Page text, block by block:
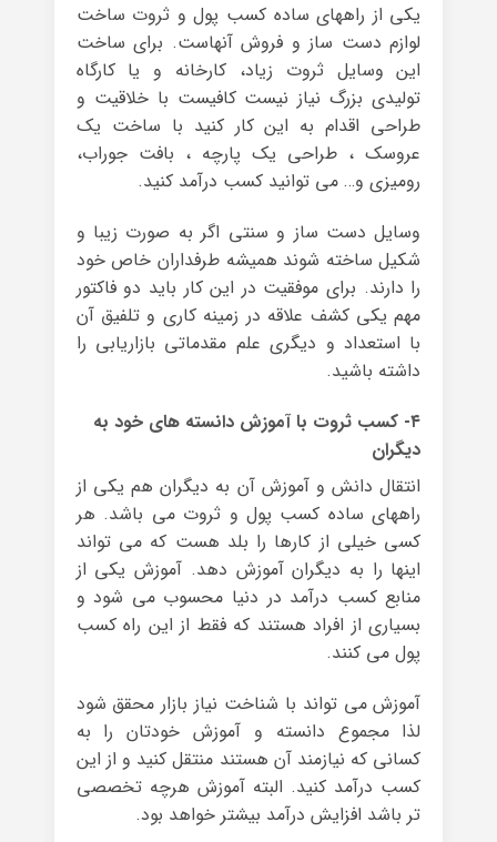
یکی از راههای ساده کسب پول و ثروت ساخت
لوازم دست ساز و فروش آنهاست. برای ساخت
این وسایل ثروت زیاد، کارخانه و یا کارگاه
تولیدی بزرگ نیاز نیست کافیست با خلاقیت و
طراحی اقدام به این کار کنید با ساخت یک
عروسک ، طراحی یک پارچه ، بافت جوراب،
رومیزی و… می توانید کسب درآمد کنید.
وسایل دست ساز و سنتی اگر به صورت زیبا و
شکیل ساخته شوند همیشه طرفداران خاص خود
را دارند. برای موفقیت در این کار باید دو فاکتور
مهم یکی کشف علاقه در زمینه کاری و تلفیق آن
با استعداد و دیگری علم مقدماتی بازاریابی را
داشته باشید.
۴- کسب ثروت با آموزش دانسته های خود به
دیگران
انتقال دانش و آموزش آن به دیگران هم یکی از
راههای ساده کسب پول و ثروت می باشد. هر
کسی خیلی از کارها را بلد هست که می تواند
اینها را به دیگران آموزش دهد. آموزش یکی از
منابع کسب درآمد در دنیا محسوب می شود و
بسیاری از افراد هستند که فقط از این راه کسب
پول می کنند.
آموزش می تواند با شناخت نیاز بازار محقق شود
لذا مجموع دانسته و آموزش خودتان را به
کسانی که نیازمند آن هستند منتقل کنید و از این
کسب درآمد کنید. البته آموزش هرچه تخصصی
تر باشد افزایش درآمد بیشتر خواهد بود.